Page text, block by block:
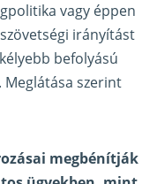
vagy éppen
irányítást
befolyású
szerint
megbénítják